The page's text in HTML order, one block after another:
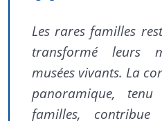
Les rares familles
transformé leurs
musées vivants. La
panoramique,
familles,